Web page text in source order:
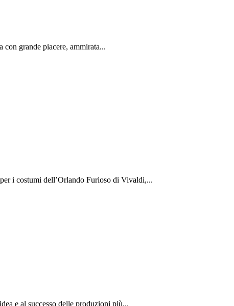
grande piacere, ammirata...
i costumi dell’Orlando Furioso di Vivaldi,...
e al successo delle produzioni più...